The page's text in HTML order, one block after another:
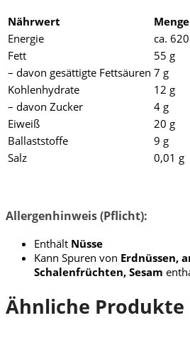
Nährwert
Menge
Energie
ca.
Fett
55 g
– davon gesättigte Fettsäuren 7 g
Kohlenhydrate
12 g
– davon Zucker
4 g
Eiweiß
20 g
Ballaststoffe
9 g
Salz
0,01 g
Allergenhinweis (Pflicht):
Enthält Nüsse
Kann Spuren von Erdnüssen,
Schalenfrüchten, Sesam
Ähnliche Produkte